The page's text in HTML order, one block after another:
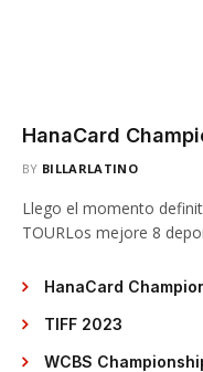
HanaCard
BY BILLARLATINO
Llego el momento
TOURLos mejore 8
HanaCard
TIFF 2023
WCBS